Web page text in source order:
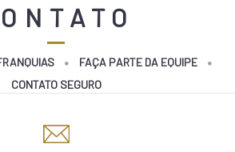
FAÇA PARTE DA EQUIPE
CONTATO SEGURO